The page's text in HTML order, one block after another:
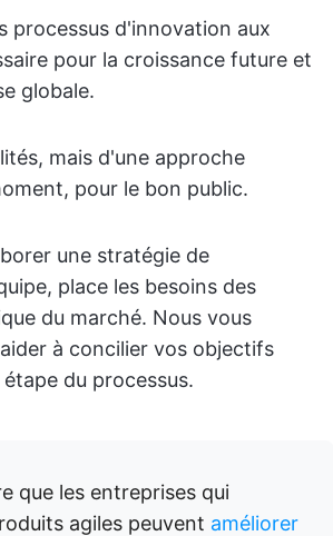
processus d'innovation aux
pour la croissance future et
globale.
mais d'une approche
pour le bon public.
une stratégie de
place les besoins des
du marché. Nous vous
à concilier vos objectifs
du processus.
que les entreprises qui
agiles peuvent améliorer